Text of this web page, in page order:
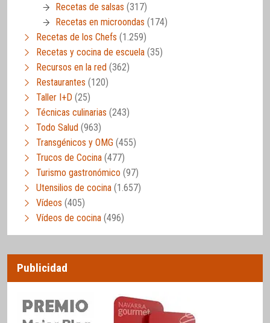
Recetas de salsas (317)
Recetas en microondas (174)
Recetas de los Chefs (1.259)
Recetas y cocina de escuela (35)
Recursos en la red (362)
Restaurantes (120)
Taller I+D (25)
Técnicas culinarias (243)
Todo Salud (963)
Transgénicos y OMG (455)
Trucos de Cocina (477)
Turismo gastronómico (97)
Utensilios de cocina (1.657)
Vídeos (405)
Vídeos de cocina (496)
Publicidad